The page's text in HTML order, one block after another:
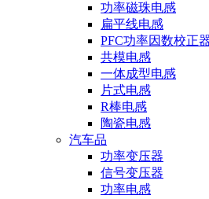
功率磁珠电感
扁平线电感
PFC功率因数校正
共模电感
一体成型电感
片式电感
R棒电感
陶瓷电感
汽车品
功率变压器
信号变压器
功率电感